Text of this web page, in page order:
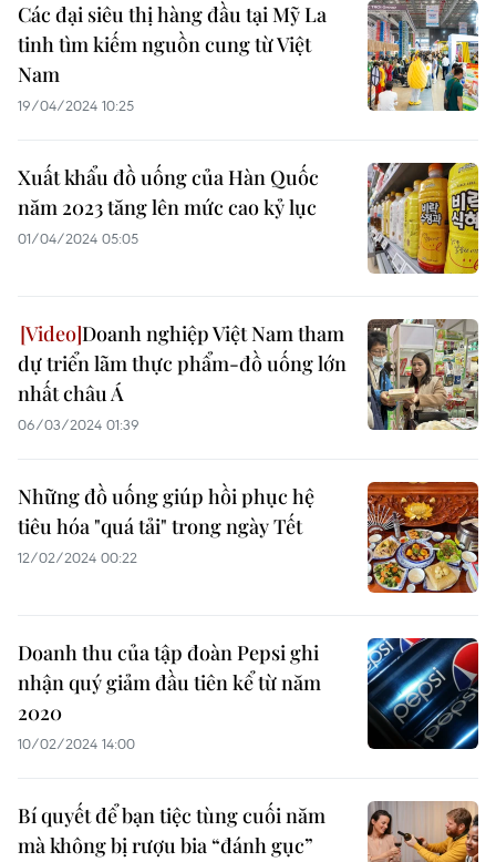
Các đại siêu thị hàng đầu tại Mỹ La
tinh tìm kiếm nguồn cung từ Việt
Nam
19/04/2024 10:25
Xuất khẩu đồ uống của Hàn Quốc
năm 2023 tăng lên mức cao kỷ lục
01/04/2024 05:05
Doanh nghiệp Việt Nam tham
dự triển lãm thực phẩm-đồ uống lớn
nhất châu Á
06/03/2024 01:39
Những đồ uống giúp hồi phục hệ
tiêu hóa "quá tải" trong ngày Tết
12/02/2024 00:22
Doanh thu của tập đoàn Pepsi ghi
nhận quý giảm đầu tiên kể từ năm
2020
10/02/2024 14:00
Bí quyết để bạn tiệc tùng cuối năm
mà không bị rượu bia “đánh gục”